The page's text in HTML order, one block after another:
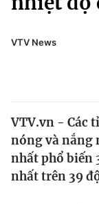
Chính trị
Y tế
Thế giới
Thể thao
Văn hóa -
Giáo dục
VTV News
VTV.vn - Các
nóng và nắng
nhất phổ biến
nhất trên 39